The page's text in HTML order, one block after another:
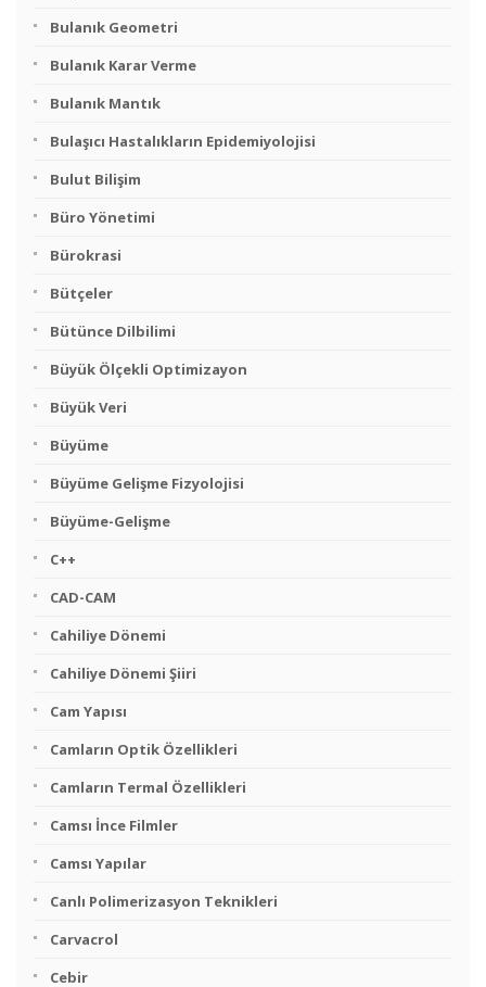
Bulanık Geometri
Bulanık Karar Verme
Bulanık Mantık
Bulaşıcı Hastalıkların Epidemiyolojisi
Bulut Bilişim
Büro Yönetimi
Bürokrasi
Bütçeler
Bütünce Dilbilimi
Büyük Ölçekli Optimizayon
Büyük Veri
Büyüme
Büyüme Gelişme Fizyolojisi
Büyüme-Gelişme
C++
CAD-CAM
Cahiliye Dönemi
Cahiliye Dönemi Şiiri
Cam Yapısı
Camların Optik Özellikleri
Camların Termal Özellikleri
Camsı İnce Filmler
Camsı Yapılar
Canlı Polimerizasyon Teknikleri
Carvacrol
Cebir